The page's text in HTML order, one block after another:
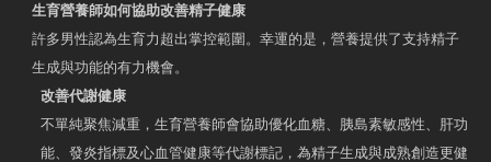
生育營養師如何協助改善精子健康
許多男性認為生育力超出掌控範圍。幸運的是，營養提供了支持精子
生成與功能的有力機會。
改善代謝健康
不單純聚焦減重，生育營養師會協助優化血糖、胰島素敏感性、肝功
能、發炎指標及心血管健康等代謝標記，為精子生成與成熟創造更健